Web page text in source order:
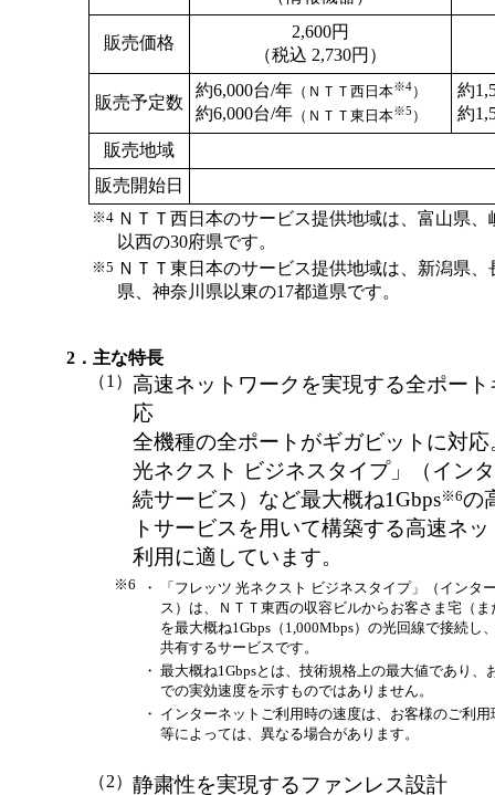
販売価格
2,600円
（税込 2,730円）
販売予定数
約6,000台/年 （ＮＴＴ西日本※4）
約6,000台/年 （ＮＴＴ東日本※5 ）
約
約
販売地域
販売開始日
※4 ＮＴＴ西日本のサービス提供地域は、富山県
以西の30府県です。
※5 ＮＴＴ東日本のサービス提供地域は、新潟県、
県、神奈川県以東の17都道県です。
2．主な特長
（1） 高速ネットワークを実現する全ポー
応
全機種の全ポートがギガビットに対
光ネクスト ビジネスタイプ」（イン
続サービス）など最大概ね1Gbps※6の
トサービスを用いて構築する高速ネ
利用に適しています。
※6 ・
「フレッツ 光ネクスト ビジネスタイプ」（インタ
ス）は、ＮＴＴ東西の収容ビルからお客さま宅（
を最大概ね1Gbps（1,000Mbps）の光回線で接続し
共有するサービスです。
・ 最大概ね1Gbpsとは、技術規格上の最大値であり、
での実効速度を示すものではありません。
・ インターネットご利用時の速度は、お客様のご利
等によっては、異なる場合があります。
（2） 静粛性を実現するファンレス設計